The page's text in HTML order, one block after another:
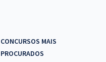
CONCURSOS MAIS
PROCURADOS